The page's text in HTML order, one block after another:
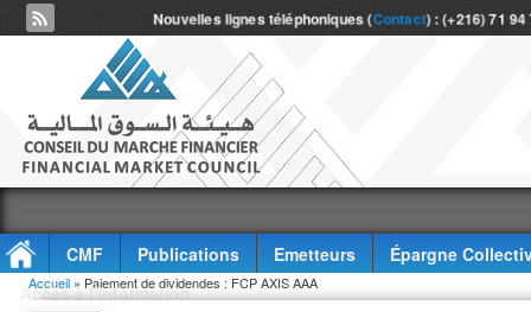
Nouvelles lignes téléphoniques (Contact) : (+216) 71
CMF Publications Emetteurs
Épargne
Accès à l'information
Vous êtes ici
Accueil » Paiement de dividendes : FCP AXIS AAA